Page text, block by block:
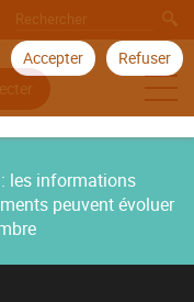
Accepter Refuser
les informations
peuvent évoluer